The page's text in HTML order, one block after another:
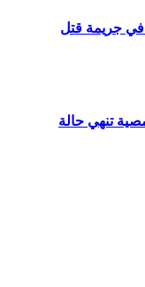
تورطوا في جريمة قتل
الحمامصية تنهي حالة